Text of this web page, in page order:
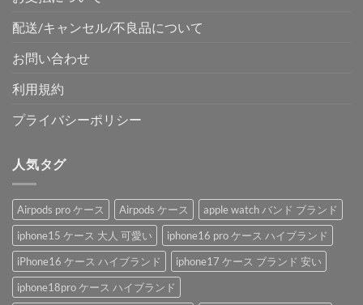
配送/キャンセル/不良品について
お問い合わせ
利用規約
プライバシーポリシー
人気タグ
Airpods pro ケース Airpods ケース
apple watch バンド ブランド
iphone15 ケース 大人 可愛い
iphone16 pro ケース ハイブランド
iPhone16 ケース ハイブランド
iphone17 ケース ブランド 安い
iphone18pro ケース ハイブランド